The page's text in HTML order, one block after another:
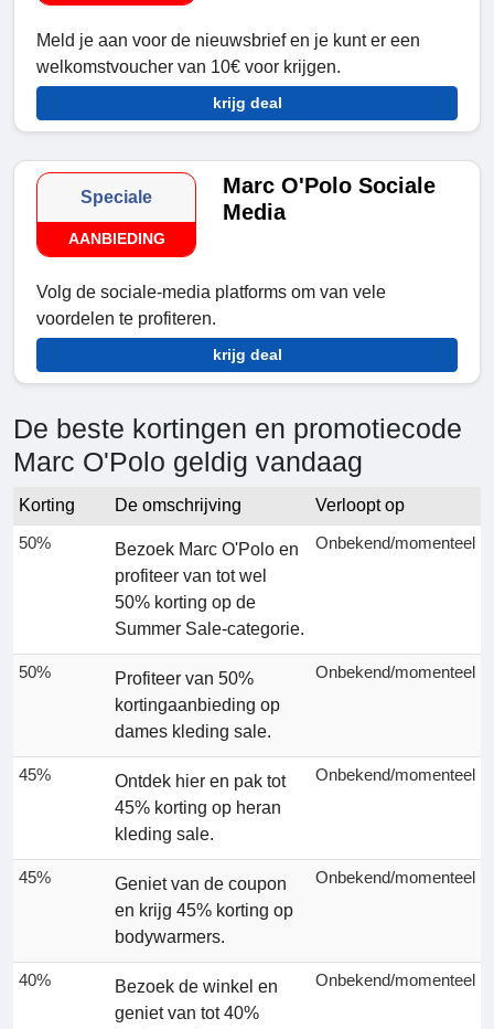
Meld je aan voor de nieuwsbrief en je kunt er een
welkomstvoucher van 10€ voor krijgen.
krijg deal
Speciale
AANBIEDING
Marc O'Polo Sociale
Media
Volg de sociale-media platforms om van vele
voordelen te profiteren.
krijg deal
De beste kortingen en promotiecode
Marc O'Polo geldig vandaag
Korting De omschrijving
Verloopt op
50%
Bezoek Marc O'Polo en
profiteer van tot wel
50% korting op de
Summer Sale-categorie.
Onbekend/momenteel
50%
Profiteer van 50%
kortingaanbieding op
dames kleding sale.
Onbekend/momenteel
45%
Ontdek hier en pak tot
45% korting op heran
kleding sale.
Onbekend/momenteel
45%
Geniet van de coupon
en krijg 45% korting op
bodywarmers.
Onbekend/momenteel
40%
Bezoek de winkel en
geniet van tot 40%
Onbekend/momenteel